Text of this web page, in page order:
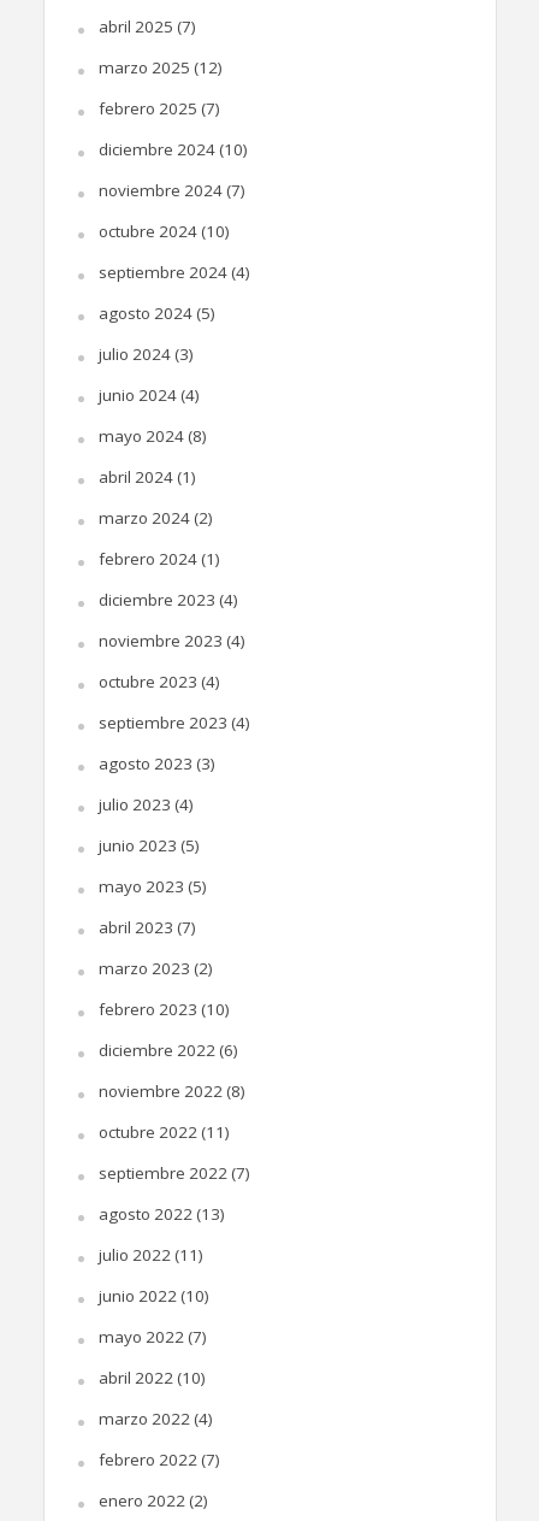
abril 2025 (7)
marzo 2025 (12)
febrero 2025 (7)
diciembre 2024(10)
noviembre 2024(7)
octubre 2024(10)
septiembre 2024(4)
agosto 2024(5)
julio 2024(3)
junio 2024(4)
mayo 2024(8)
abril 2024(1)
marzo 2024(2)
febrero 2024(1)
diciembre 2023 (4)
noviembre 2023 (4)
octubre 2023 (4)
septiembre 2023 (4)
agosto 2023 (3)
julio 2023 (4)
junio 2023 (5)
mayo 2023 (5)
abril 2023 (7)
marzo 2023 (2)
febrero 2023 (10)
diciembre 2022(6)
noviembre 2022(8)
octubre 2022(11)
septiembre 2022(7)
agosto 2022(13)
julio 2022(11)
junio 2022(10)
mayo 2022(7)
abril 2022(10)
marzo 2022(4)
febrero 2022(7)
enero 2022(2)